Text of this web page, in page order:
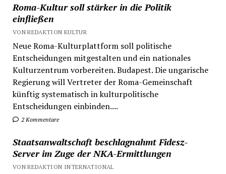
Roma-Kultur soll stärker in die Politik
einfließen
VON REDAKTION KULTUR
Neue Roma-Kulturplattform soll politische
Entscheidungen mitgestalten und ein nationales
Kulturzentrum vorbereiten. Budapest. Die ungarische
Regierung will Vertreter der Roma-Gemeinschaft
künftig systematisch in kulturpolitische
Entscheidungen einbinden....
2 Kommentare
Staatsanwaltschaft beschlagnahmt Fidesz-
Server im Zuge der NKA-Ermittlungen
VON REDAKTION INTERNATIONAL